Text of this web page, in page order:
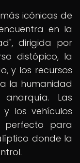
icónicas de
en la
dirigida por
distópico, la
y los recursos
la humanidad
Las
y los vehículos
perfecto para
donde la